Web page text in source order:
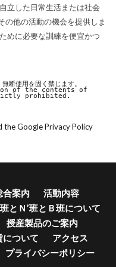
立した日常生活または社会
の他の活動の機会を提供しま
めに必要な訓練を便宜かつ
断使用を固く禁じます。
of the contents of
prohibited.
the GooglePrivacy Policy
合案内
活動内容
とＮ’班とＢ班について
授産製品のご案内
について
アクセス
プライバシーポリシー